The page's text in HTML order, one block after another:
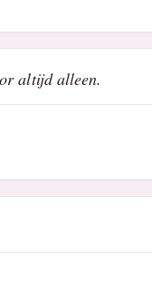
altijd alleen.